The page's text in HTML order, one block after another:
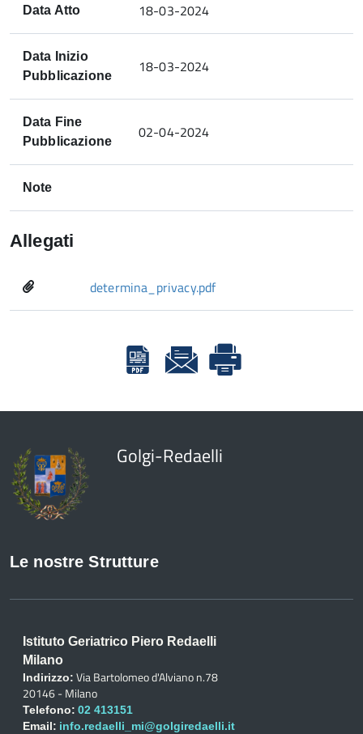
Data Atto 18-03-2024
Data Inizio
Pubblicazione
18-03-2024
Data Fine
Pubblicazione
02-04-2024
Note
Allegati
determina_privacy.pdf
Golgi-Redaelli
Le nostre Strutture
Istituto Geriatrico Piero Redaelli
Milano
Indirizzo: Via Bartolomeo d'Alviano n.78
20146 - Milano
Telefono: 02 413151
Email: info.redaelli_mi@golgiredaelli.it